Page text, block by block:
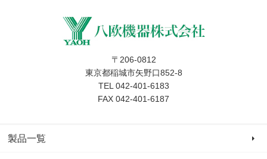
〒206-0812
東京都稲城市矢野口852-8
TEL 042-401-6183
FAX 042-401-6187
製品一覧